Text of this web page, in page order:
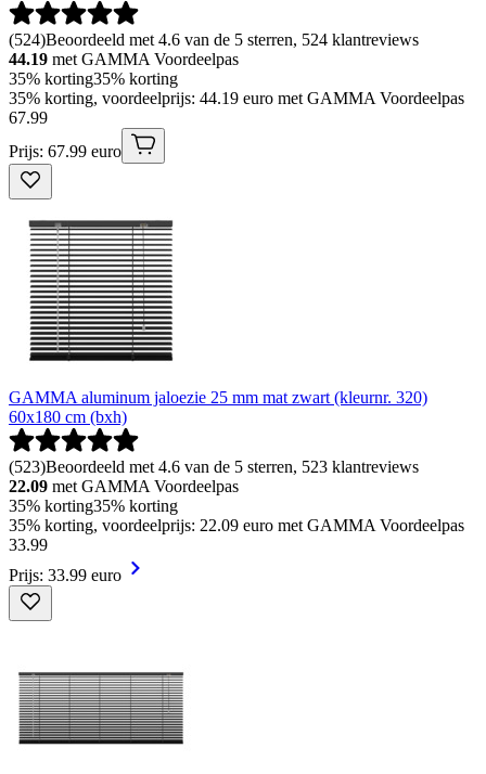
(524)Beoordeeld met 4.6 van de 5 sterren, 524 klantreviews
44.19 met GAMMA Voordeelpas
35% korting35% korting
35% korting, voordeelprijs: 44.19 euro met GAMMA Voordeelpas
67.99
Prijs: 67.99 euro
GAMMA aluminum jaloezie 25 mm mat zwart (kleurnr. 320)
60x180 cm (bxh)
(523)Beoordeeld met 4.6 van de 5 sterren, 523 klantreviews
22.09 met GAMMA Voordeelpas
35% korting35% korting
35% korting, voordeelprijs: 22.09 euro met GAMMA Voordeelpas
33.99
Prijs: 33.99 euro